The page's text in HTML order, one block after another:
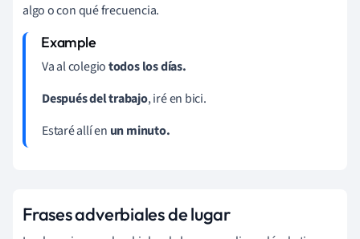
algo o con qué frecuencia.
Va al colegiotodos los días.
Después del trabajo, iré en bici.
Estaré allí en un minuto.
Frases adverbiales de lugar